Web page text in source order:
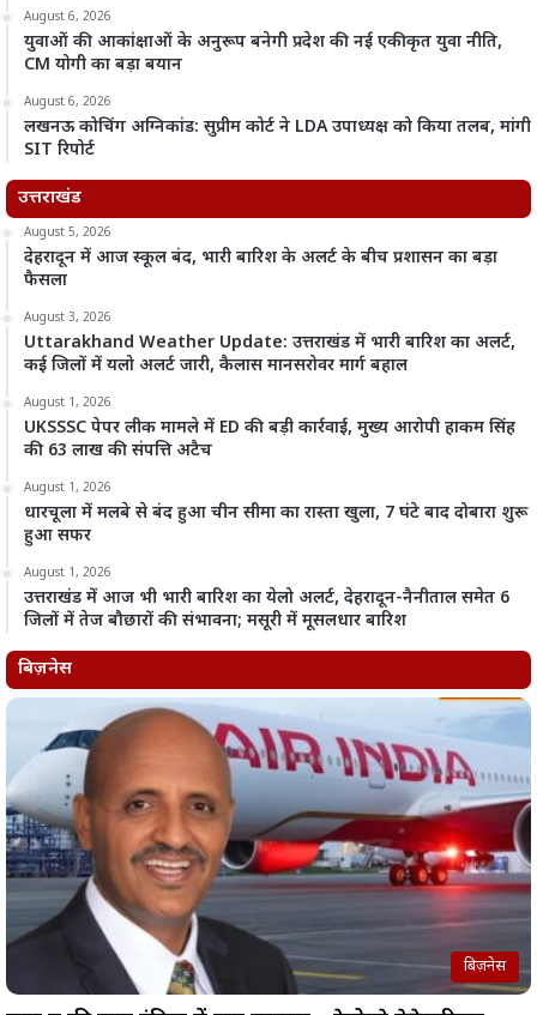
August 6, 2026
युवाओं की आकांक्षाओं के अनुरूप बनेगी प्रदेश की नई एकीकृत युवा नीति,
CM योगी का बड़ा बयान
August 6, 2026
लखनऊ कोचिंग अग्निकांड: सुप्रीम कोर्ट ने LDA उपाध्यक्ष को किया तलब, मांगी
SIT रिपोर्ट
उत्तराखंड
August 5, 2026
देहरादून में आज स्कूल बंद, भारी बारिश के अलर्ट के बीच प्रशासन का बड़ा
फैसला
August 3, 2026
Uttarakhand Weather Update: उत्तराखंड में भारी बारिश का अलर्ट,
कई जिलों में यलो अलर्ट जारी, कैलास मानसरोवर मार्ग बहाल
August 1, 2026
UKSSSC पेपर लीक मामले में ED की बड़ी कार्रवाई, मुख्य आरोपी हाकम सिंह
की 63 लाख की संपत्ति अटैच
August 1, 2026
धारचूला में मलबे से बंद हुआ चीन सीमा का रास्ता खुला, 7 घंटे बाद दोबारा शुरू
हुआ सफर
August 1, 2026
उत्तराखंड में आज भी भारी बारिश का येलो अलर्ट, देहरादून-नैनीताल समेत 6
जिलों में तेज बौछारों की संभावना; मसूरी में मूसलधार बारिश
बिज़नेस
बिज़नेस